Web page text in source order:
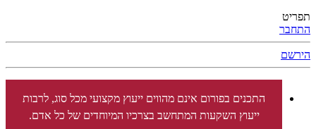
תפריט
התחבר
הירשם
התכנים בפורום אינם מהווים ייעוץ מקצועי מכל סוג, לרבות
ייעוץ השקעות המתחשב בצרכיו המיוחדים של כל אדם.